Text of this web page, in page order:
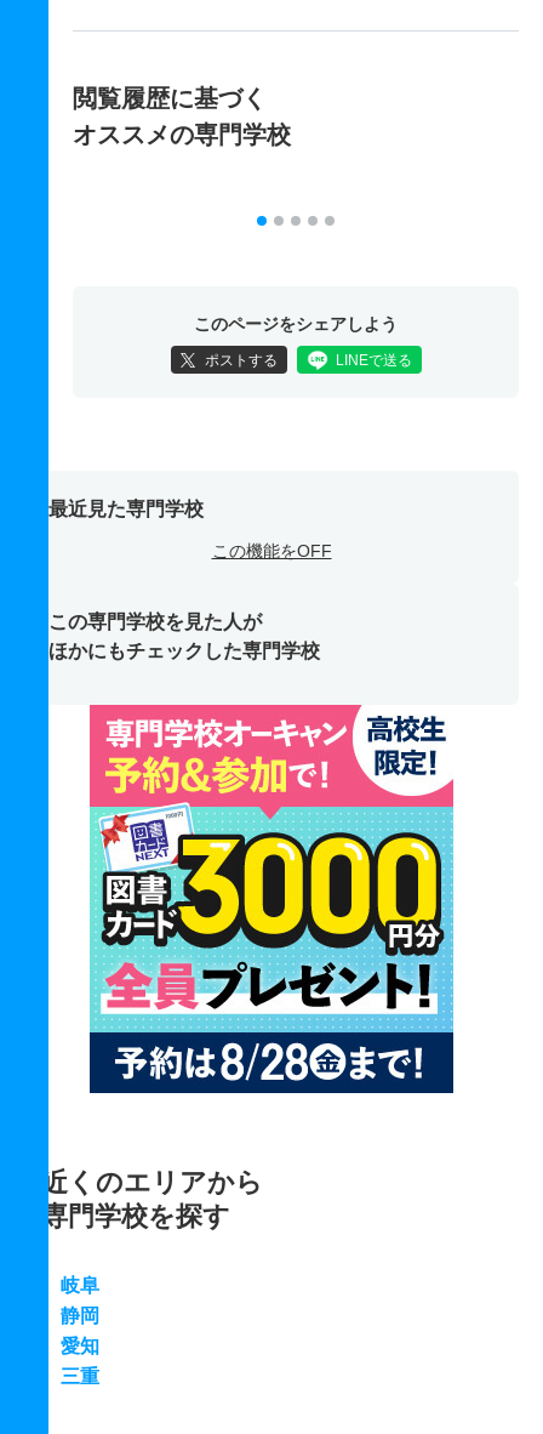
閲覧履歴に基づく
オススメの専門学校
このページをシェアしよう
ポストする LINEで送る
最近見た専門学校
この機能をOFF
この専門学校を見た人が
ほかにもチェックした専門学校
近くのエリアから
専門学校を探す
岐阜
静岡
愛知
三重